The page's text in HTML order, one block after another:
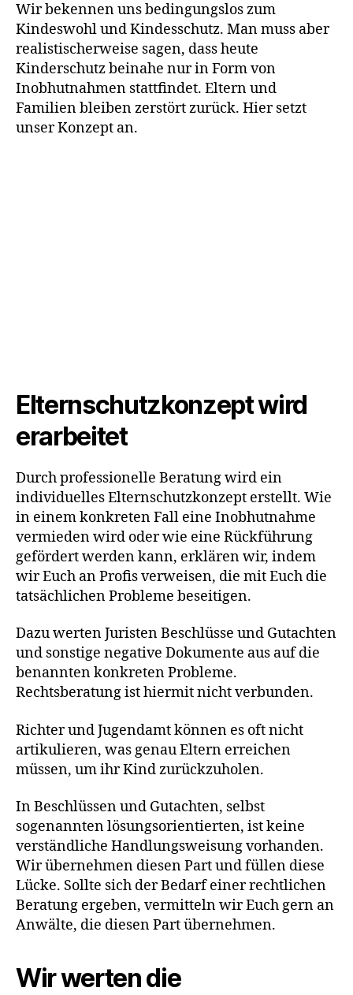
Wir bekennen uns bedingungslos zum
Kindeswohl und Kindesschutz. Man muss aber
realistischerweise sagen, dass heute
Kinderschutz beinahe nur in Form von
Inobhutnahmen stattfindet. Eltern und
Familien bleiben zerstört zurück. Hier setzt
unser Konzept an.
Elternschutzkonzept wird
erarbeitet
Durch professionelle Beratung wird ein
individuelles Elternschutzkonzept erstellt. Wie
in einem konkreten Fall eine Inobhutnahme
vermieden wird oder wie eine Rückführung
gefördert werden kann, erklären wir, indem
wir Euch an Profis verweisen, die mit Euch die
tatsächlichen Probleme beseitigen.
Dazu werten Juristen Beschlüsse und Gutachten
und sonstige negative Dokumente aus auf die
benannten konkreten Probleme.
Rechtsberatung ist hiermit nicht verbunden.
Richter und Jugendamt können es oft nicht
artikulieren, was genau Eltern erreichen
müssen, um ihr Kind zurückzuholen.
In Beschlüssen und Gutachten, selbst
sogenannten lösungsorientierten, ist keine
verständliche Handlungsweisung vorhanden.
Wir übernehmen diesen Part und füllen diese
Lücke. Sollte sich der Bedarf einer rechtlichen
Beratung ergeben, vermitteln wir Euch gern an
Anwälte, die diesen Part übernehmen.
Wir werten die